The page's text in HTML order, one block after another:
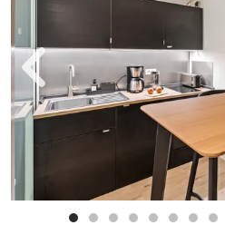
Zurück